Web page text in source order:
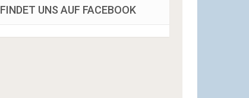
FINDET UNS AUF FACEBOOK